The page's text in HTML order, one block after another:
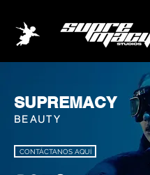
SUPREMACY
BEAUTY
CONTÁCTANOS AQUÍ